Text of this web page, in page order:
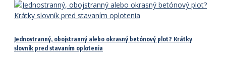
Jednostranný, obojstranný alebo okrasný betónový plot? Krátky
slovník pred stavaním oplotenia